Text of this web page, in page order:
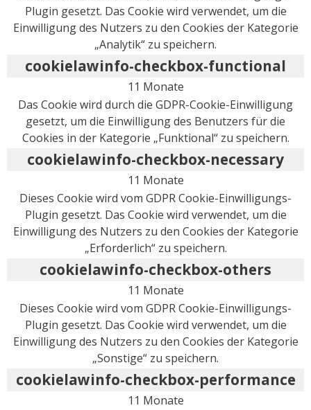
Plugin gesetzt. Das Cookie wird verwendet, um die
Einwilligung des Nutzers zu den Cookies der Kategorie
„Analytik“ zu speichern.
cookielawinfo-checkbox-functional
11 Monate
Das Cookie wird durch die GDPR-Cookie-Einwilligung
gesetzt, um die Einwilligung des Benutzers für die
Cookies in der Kategorie „Funktional“ zu speichern.
cookielawinfo-checkbox-necessary
11 Monate
Dieses Cookie wird vom GDPR Cookie-Einwilligungs-
Plugin gesetzt. Das Cookie wird verwendet, um die
Einwilligung des Nutzers zu den Cookies der Kategorie
„Erforderlich“ zu speichern.
cookielawinfo-checkbox-others
11 Monate
Dieses Cookie wird vom GDPR Cookie-Einwilligungs-
Plugin gesetzt. Das Cookie wird verwendet, um die
Einwilligung des Nutzers zu den Cookies der Kategorie
„Sonstige“ zu speichern.
cookielawinfo-checkbox-performance
11 Monate